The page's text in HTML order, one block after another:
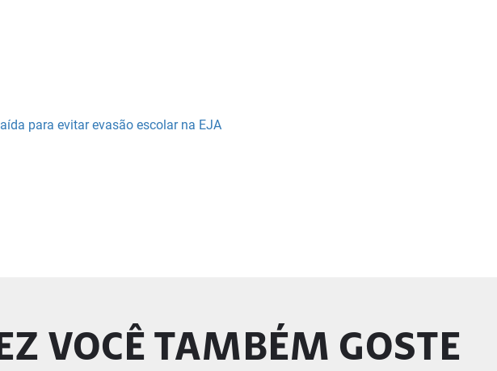
para evitar evasão escolar na EJA
VOCÊ TAMBÉM GOSTE